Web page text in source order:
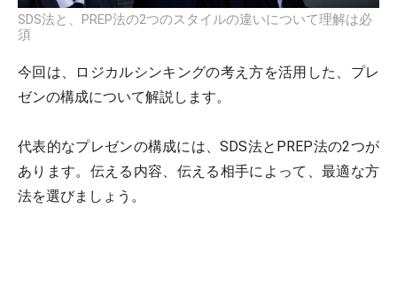
SDS法と、PREP法の2つのスタイルの違いについて理解は必
須
今回は、ロジカルシンキングの考え方を活用した、プレ
ゼンの構成について解説します。
代表的なプレゼンの構成には、SDS法とPREP法の2つが
あります。伝える内容、伝える相手によって、最適な方
法を選びましょう。